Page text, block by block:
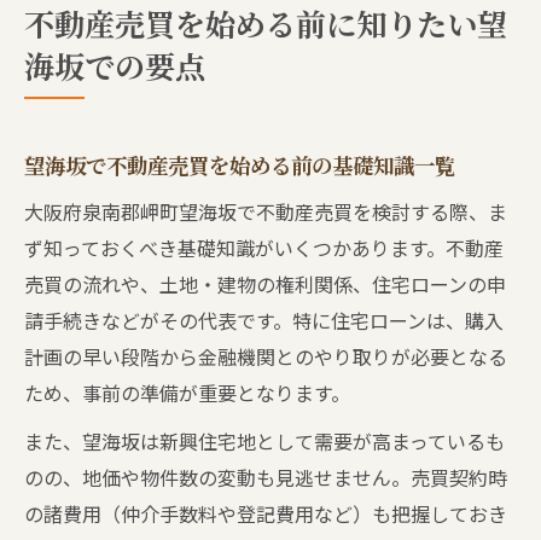
認
望海坂の不動産売買における諸費用の内訳
夢を叶える望海坂の土地探しとローンの注意点
望海坂で理想の土地選びを叶えるための条
件比較
土地探しならローン事前審査の重要性を知
ろう
不動産売買の流れとローン手続きのポイン
海が見える土地の魅力と注意点をチェック
ローン返済計画を立てる際のシミュレーシ
不動産売買を始める前に知りたい望
海坂での要点
望海坂で不動産売買を始める前の基礎知識一覧
大阪府泉南郡岬町望海坂で不動産売買を検討する際、ま
ず知っておくべき基礎知識がいくつかあります。不動産
売買の流れや、土地・建物の権利関係、住宅ローンの申
請手続きなどがその代表です。特に住宅ローンは、購入
計画の早い段階から金融機関とのやり取りが必要となる
ため、事前の準備が重要となります。
また、望海坂は新興住宅地として需要が高まっているも
のの、地価や物件数の変動も見逃せません。売買契約時
の諸費用（仲介手数料や登記費用など）も把握しておき